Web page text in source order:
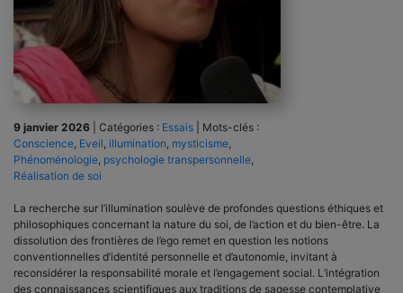
9 janvier 2026 Catégories : Essais
Mots-clés :
Conscience, Eveil, illumination, mysticisme,
Phénoménologie, psychologie transpersonnelle,
Réalisation de soi
La recherche sur l’illumination soulève de profondes questions éthiques et
philosophiques concernant la nature du soi, de l’action et du bien-être. La
dissolution des frontières de l’ego remet en question les notions
conventionnelles d’identité personnelle et d’autonomie, invitant à
reconsidérer la responsabilité morale et l’engagement social. L’intégration
des connaissances scientifiques aux traditions de sagesse contemplative